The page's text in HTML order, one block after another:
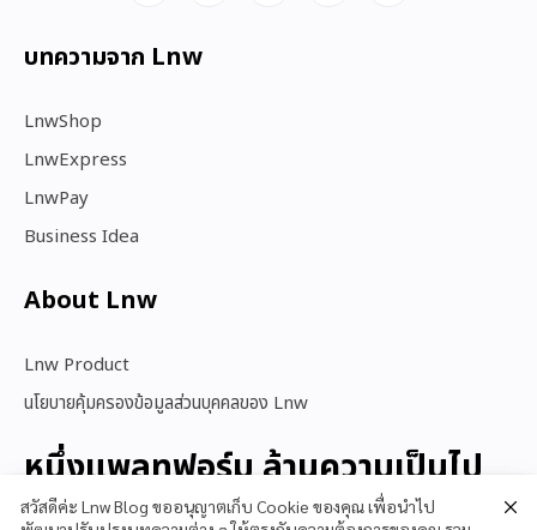
บทความจาก Lnw
LnwShop
LnwExpress
LnwPay
Business Idea
About Lnw​
Lnw Product
นโยบายคุ้มครองข้อมูลส่วนบุคคลของ Lnw
หนึ่งแพลทฟอร์ม ล้านความเป็นไป
ได้
สวัสดีค่ะ Lnw Blog ขออนุญาตเก็บ Cookie ของคุณ เพื่อนำไป